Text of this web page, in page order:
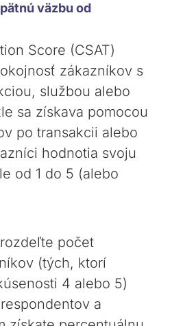
väzbu od
Score (CSAT)
zákazníkov s
službou alebo
sa získava pomocou
po transakcii alebo
hodnotia svoju
od 1 do 5 (alebo
počet
(tých, ktorí
4 alebo 5)
a